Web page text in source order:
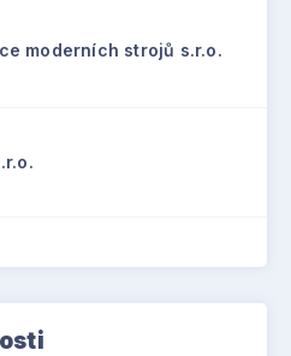
moderních strojů s.r.o.